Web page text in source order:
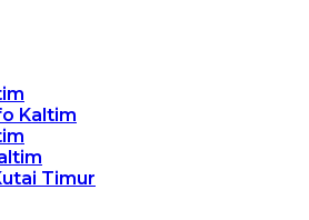
Kaltim
Timur